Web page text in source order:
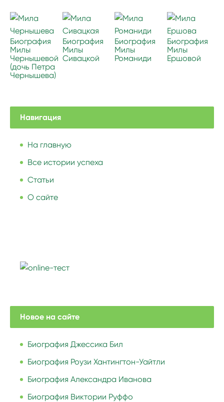
Биография
Милы
Чернышевой
(дочь Петра
Чернышева)
Биография
Милы
Сивацкой
Биография
Милы
Романиди
Биография
Милы
Ершовой
Навигация
На главную
Все истории успеха
Статьи
О сайте
Новое на сайте
Биография Джессика Бил
Биография Роузи Хантингтон-Уайтли
Биография Александра Иванова
Биография Виктории Руффо